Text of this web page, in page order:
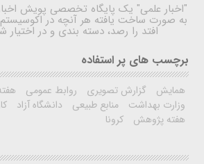
"اخبار علمی" یک پایگاه تخصصی پویش
به صورت ساخت یافته هر آنچه در اکوسیستم
افتد را رصد، دسته بندی و در اختیار
برچسب های پر استفاده
همایش گزارش تصویری روابط عمومی
وزارت بهداشت
منابع طبیعی دانشگاه آزاد
هفته پژوهش
کرونا